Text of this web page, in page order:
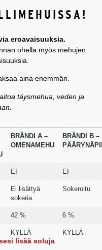
eroavaisuuksia.
ohella myös mehujen
aina enemmän.
täysmehua, veden ja
BRÄNDI A –
OMENAMEHU
BRÄNDI B –
EI EI
Ei lisättyä
sokeria
Sokeroitu
42 % 6 %
KYLLÄ KYLLÄ
lisää soluja